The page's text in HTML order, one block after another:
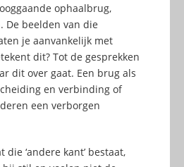
ophaalbrug,
De beelden van die
je aanvankelijk met
dit? Tot de gesprekken
dit over gaat. Een brug als
en verbinding of
een verborgen
‘andere kant’ bestaat,